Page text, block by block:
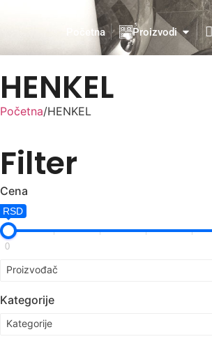
Početna Proizvodi
HENKEL
Početna/HENKEL
Filter
Cena
RSD
0
Proizvođač
Kategorije
Kategorije